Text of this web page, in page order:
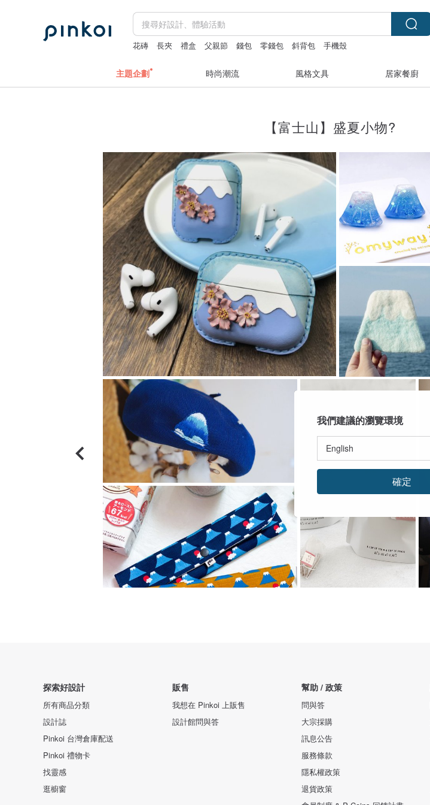
花磚 長夾 禮盒 父親節 錢包 零錢包 斜背包 手機殼
主題企劃 時尚潮流 風格文具 居家餐廚
【富士山】盛夏小物?
探索好設計
所有商品分類
設計誌
Pinkoi 台灣倉庫配送
Pinkoi 禮物卡
找靈感
逛櫥窗
販售
我想在 Pinkoi 上販售
設計館問與答
幫助 / 政策
問與答
大宗採購
訊息公告
服務條款
隱私權政策
退貨政策
我們建議的瀏覽環境
確定